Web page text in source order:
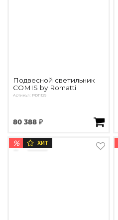
Подвесной светильник
COMIS by Romatti
Артикул: PD11129
80 388 ₽
% ХИТ